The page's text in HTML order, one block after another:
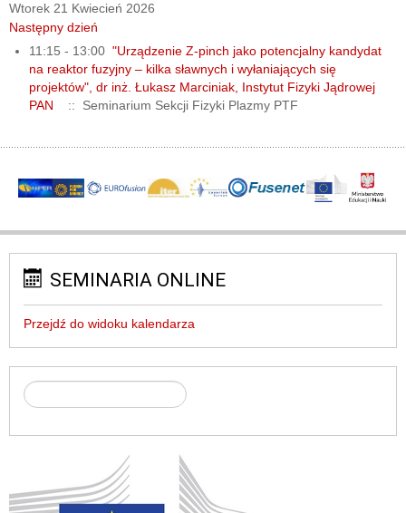
Wtorek 21 Kwiecień 2026
Następny dzień
11:15 - 13:00"Urządzenie Z-pinch jako potencjalny kandydat
na reaktor fuzyjny – kilka sławnych i wyłaniających się
projektów", dr inż. Łukasz Marciniak, Instytut Fizyki Jądrowej
PAN
:: Seminarium Sekcji Fizyki Plazmy PTF
SEMINARIA ONLINE
Przejdź do widoku kalendarza